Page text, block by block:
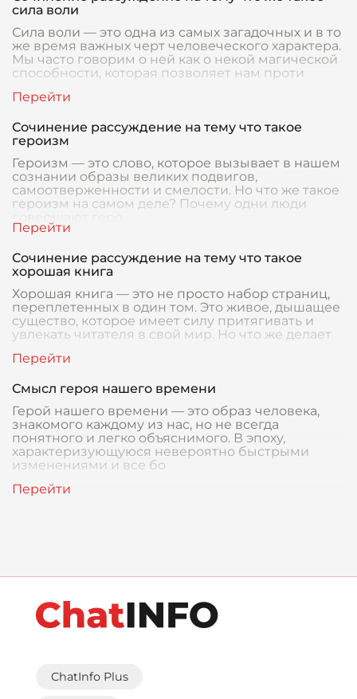
сила воли
Сила воли — это одна из самых загадочных и в то
же время важных черт человеческого характера.
Мы часто говорим о ней как о некой магической
способности, которая позволяет нам проти
Сочинение рассуждение на тему что такое
героизм
Героизм — это слово, которое вызывает в нашем
сознании образы великих подвигов,
самоотверженности и смелости. Но что же такое
героизм на самом деле? Почему одни люди
Сочинение рассуждение на тему что такое
хорошая книга
Хорошая книга — это не просто набор страниц,
переплетенных в один том. Это живое, дышащее
существо, которое имеет силу притягивать и
увлекать читателя в свой мир. Но что же делает
Смысл героя нашего времени
Герой нашего времени — это образ человека,
знакомого каждому из нас, но не всегда
понятного и легко объяснимого. В эпоху,
характеризующуюся невероятно быстрыми
изменениями и все бо
ChatInfo Plus